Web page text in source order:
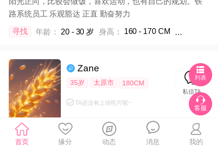
路系统员工 乐观豁达 正直 勤奋努力
寻找 年龄： 20 - 30 岁 身高： 160 - 170 CM
Zane
35岁 太原市 180CM
TA还没有上传照片呢~
性格开朗、胸怀宽广的人
私信TA
列表
客服
首页 缘分 动态 消息 我的